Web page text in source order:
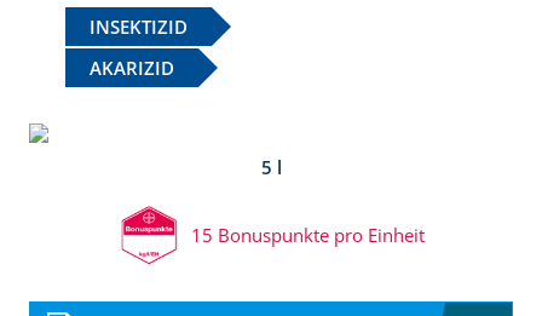
INSEKTIZID
AKARIZID
5 l
15 Bonuspunkte pro Einheit